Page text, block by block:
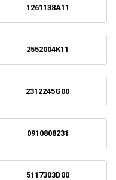
1261138A11
2552004K11
2312245G00
0910808231
5117303D00